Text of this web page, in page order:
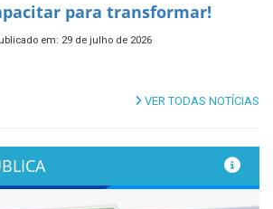
para transformar!
em: 29 de julho de 2026
VER TODAS NOTÍCIAS